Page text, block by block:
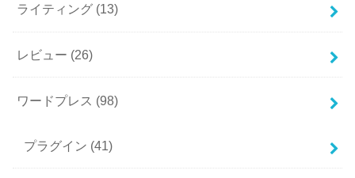
ライティング (13)
レビュー (26)
ワードプレス (98)
プラグイン (41)